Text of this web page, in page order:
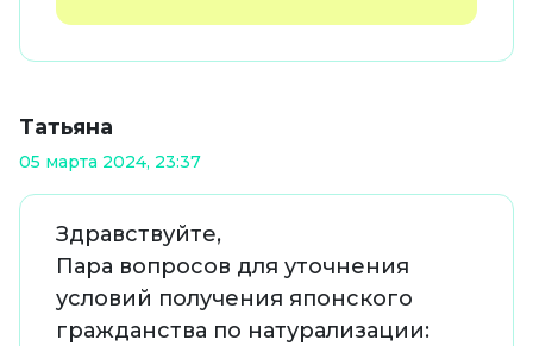
Татьяна
05 марта 2024, 23:37
Здравствуйте,
Пара вопросов для уточнения
условий получения японского
гражданства по натурализации: